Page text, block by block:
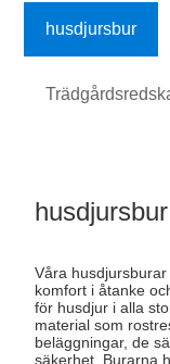
husdjursbur
husdjursbur
Våra
komfort i åtanke
för husdjur i alla
material som
beläggningar, de
säkerhet. Burarna